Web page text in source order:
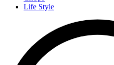
Life Style